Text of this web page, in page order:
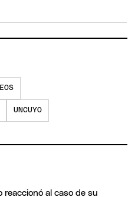
UNCUYO
reaccionó al caso de su